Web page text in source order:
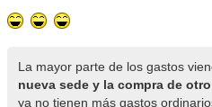
La mayor parte de los gastos
nueva sede y la compra de
ya no tienen más gastos